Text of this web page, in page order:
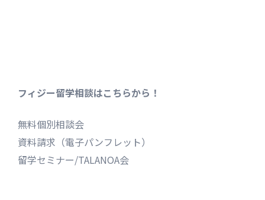
フィジー留学相談はこちらから！
無料個別相談会
資料請求（電子パンフレット）
留学セミナー/TALANOA会